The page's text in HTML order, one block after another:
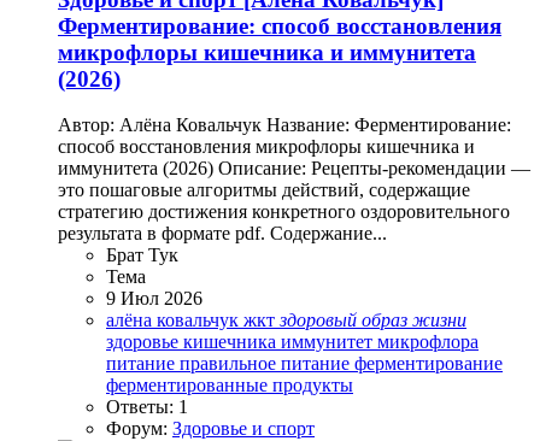
Ферментирование: способ восстановления
микрофлоры кишечника и иммунитета
(2026)
Автор: Алёна Ковальчук Название: Ферментирование:
способ восстановления микрофлоры кишечника и
иммунитета (2026) Описание: Рецепты-рекомендации —
это пошаговые алгоритмы действий, содержащие
стратегию достижения конкретного оздоровительного
результата в формате pdf. Содержание...
Брат Тук
Тема
9 Июл 2026
алёна ковальчук жктздоровый образ жизни
здоровье кишечника иммунитет микрофлора
питание правильное питание ферментирование
ферментированные продукты
Ответы: 1
Форум: Здоровье и спорт